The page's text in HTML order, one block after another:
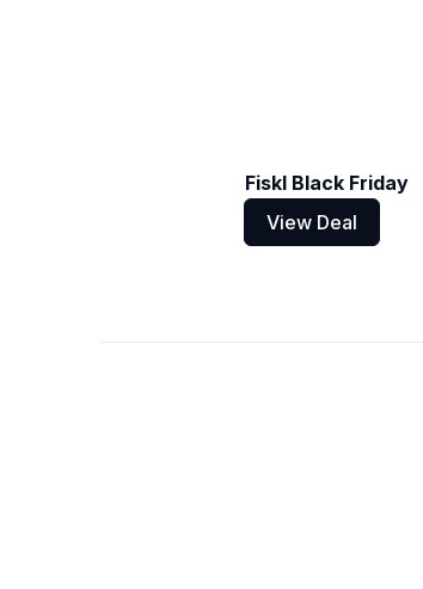
Fiskl Black Friday
View Deal